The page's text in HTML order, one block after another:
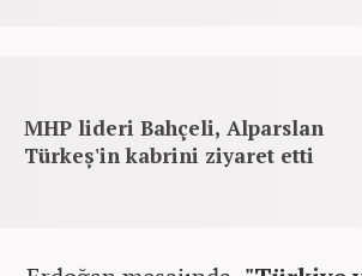
MHP lideri Bahçeli, Alparslan
Türkeş'in kabrini ziyaret etti